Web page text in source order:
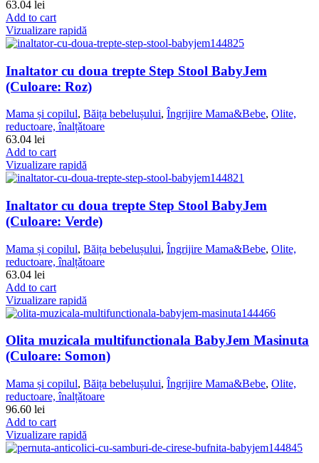
63.04 lei
Add to cart
Vizualizare rapidă
Inaltator cu doua trepte Step Stool BabyJem
(Culoare: Roz)
Mama și copilul, Băița bebelușului, Îngrijire Mama&Bebe, Olite,
reductoare, înalțǎtoare
63.04 lei
Add to cart
Vizualizare rapidă
Inaltator cu doua trepte Step Stool BabyJem
(Culoare: Verde)
Mama și copilul, Băița bebelușului, Îngrijire Mama&Bebe, Olite,
reductoare, înalțǎtoare
63.04 lei
Add to cart
Vizualizare rapidă
Olita muzicala multifunctionala BabyJem Masinuta
(Culoare: Somon)
Mama și copilul, Băița bebelușului, Îngrijire Mama&Bebe, Olite,
reductoare, înalțǎtoare
96.60 lei
Add to cart
Vizualizare rapidă